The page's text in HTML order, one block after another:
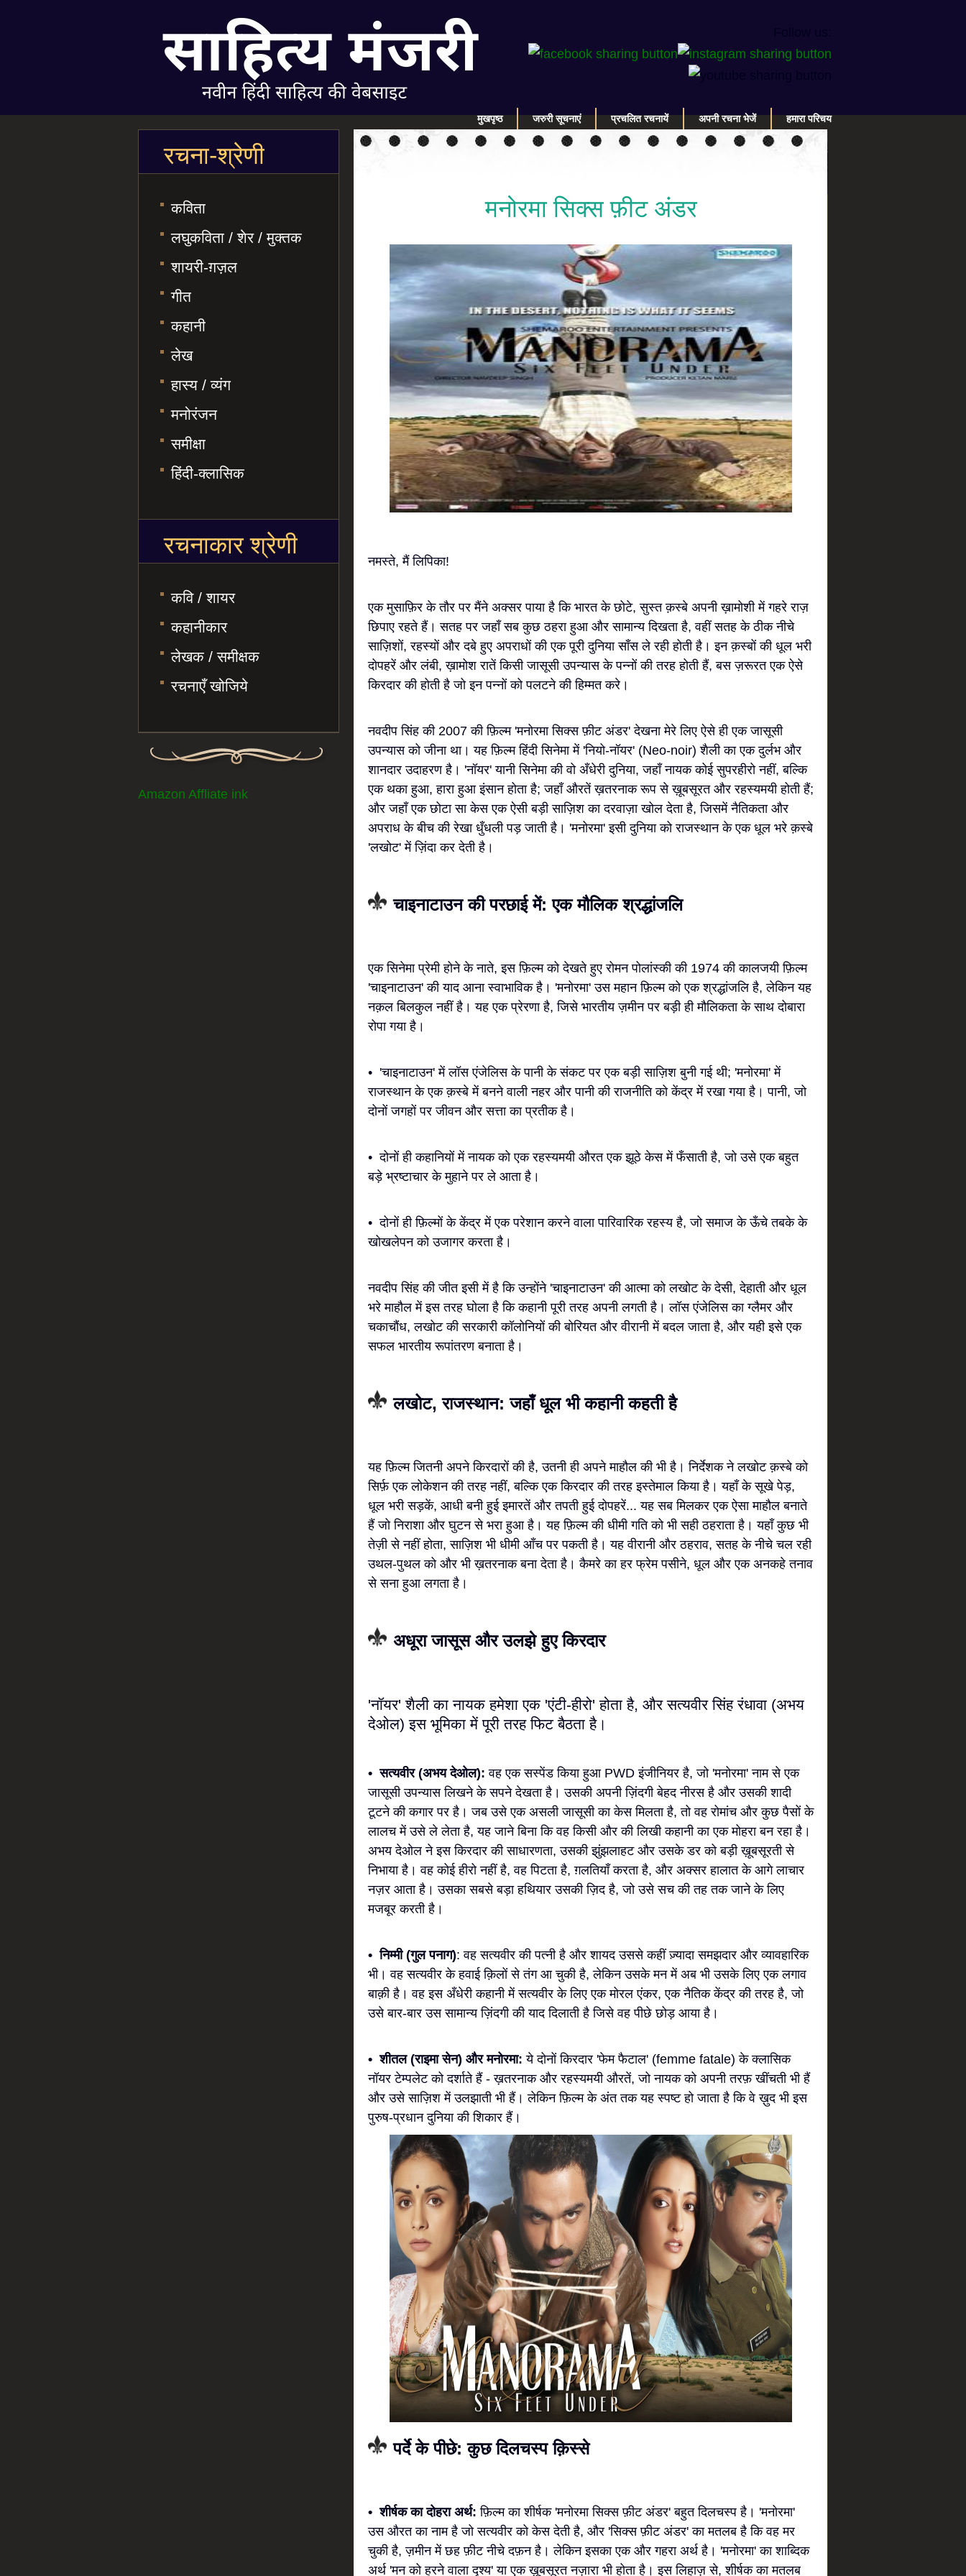
मुखपृष्ठ जरुरी सूचनाएं प्रचलित रचनायें अपनी रचना भेजें हमारा परिचय
मनोरमा सिक्स फ़ीट अंडर
नमस्ते, मैं लिपिका!
एक मुसाफ़िर के तौर पर मैंने अक्सर पाया है कि भारत के छोटे, सुस्त क़स्बे अपनी ख़ामोशी में गहरे राज़
छिपाए रहते हैं। सतह पर जहाँ सब कुछ ठहरा हुआ और सामान्य दिखता है, वहीं सतह के ठीक नीचे
साज़िशों, रहस्यों और दबे हुए अपराधों की एक पूरी दुनिया साँस ले रही होती है। इन क़स्बों की धूल भरी
दोपहरें और लंबी, ख़ामोश रातें किसी जासूसी उपन्यास के पन्नों की तरह होती हैं, बस ज़रूरत एक ऐसे
किरदार की होती है जो इन पन्नों को पलटने की हिम्मत करे।
नवदीप सिंह की 2007 की फ़िल्म 'मनोरमा सिक्स फ़ीट अंडर' देखना मेरे लिए ऐसे ही एक जासूसी
उपन्यास को जीना था। यह फ़िल्म हिंदी सिनेमा में 'नियो-नॉयर' (Neo-noir) शैली का एक दुर्लभ और
शानदार उदाहरण है। 'नॉयर' यानी सिनेमा की वो अँधेरी दुनिया, जहाँ नायक कोई सुपरहीरो नहीं, बल्कि
एक थका हुआ, हारा हुआ इंसान होता है; जहाँ औरतें ख़तरनाक रूप से ख़ूबसूरत और रहस्यमयी होती हैं;
और जहाँ एक छोटा सा केस एक ऐसी बड़ी साज़िश का दरवाज़ा खोल देता है, जिसमें नैतिकता और
अपराध के बीच की रेखा धुँधली पड़ जाती है। 'मनोरमा' इसी दुनिया को राजस्थान के एक धूल भरे क़स्बे
'लखोट' में ज़िंदा कर देती है।
चाइनाटाउन की परछाई में: एक मौलिक श्रद्धांजलि
एक सिनेमा प्रेमी होने के नाते, इस फ़िल्म को देखते हुए रोमन पोलांस्की की 1974 की कालजयी फ़िल्म
'चाइनाटाउन' की याद आना स्वाभाविक है। 'मनोरमा' उस महान फ़िल्म को एक श्रद्धांजलि है, लेकिन यह
नक़ल बिलकुल नहीं है। यह एक प्रेरणा है, जिसे भारतीय ज़मीन पर बड़ी ही मौलिकता के साथ दोबारा
रोपा गया है।
• 'चाइनाटाउन' में लॉस एंजेलिस के पानी के संकट पर एक बड़ी साज़िश बुनी गई थी; 'मनोरमा' में
राजस्थान के एक क़स्बे में बनने वाली नहर और पानी की राजनीति को केंद्र में रखा गया है। पानी, जो
दोनों जगहों पर जीवन और सत्ता का प्रतीक है।
• दोनों ही कहानियों में नायक को एक रहस्यमयी औरत एक झूठे केस में फँसाती है, जो उसे एक बहुत
बड़े भ्रष्टाचार के मुहाने पर ले आता है।
• दोनों ही फ़िल्मों के केंद्र में एक परेशान करने वाला पारिवारिक रहस्य है, जो समाज के ऊँचे तबके के
खोखलेपन को उजागर करता है।
नवदीप सिंह की जीत इसी में है कि उन्होंने 'चाइनाटाउन' की आत्मा को लखोट के देसी, देहाती और धूल
भरे माहौल में इस तरह घोला है कि कहानी पूरी तरह अपनी लगती है। लॉस एंजेलिस का ग्लैमर और
चकाचौंध, लखोट की सरकारी कॉलोनियों की बोरियत और वीरानी में बदल जाता है, और यही इसे एक
सफल भारतीय रूपांतरण बनाता है।
लखोट, राजस्थान: जहाँ धूल भी कहानी कहती है
यह फ़िल्म जितनी अपने किरदारों की है, उतनी ही अपने माहौल की भी है। निर्देशक ने लखोट क़स्बे को
सिर्फ़ एक लोकेशन की तरह नहीं, बल्कि एक किरदार की तरह इस्तेमाल किया है। यहाँ के सूखे पेड़,
धूल भरी सड़कें, आधी बनी हुई इमारतें और तपती हुई दोपहरें... यह सब मिलकर एक ऐसा माहौल बनाते
हैं जो निराशा और घुटन से भरा हुआ है। यह फ़िल्म की धीमी गति को भी सही ठहराता है। यहाँ कुछ भी
तेज़ी से नहीं होता, साज़िश भी धीमी आँच पर पकती है। यह वीरानी और ठहराव, सतह के नीचे चल रही
उथल-पुथल को और भी ख़तरनाक बना देता है। कैमरे का हर फ्रेम पसीने, धूल और एक अनकहे तनाव
से सना हुआ लगता है।
अधूरा जासूस और उलझे हुए किरदार
'नॉयर' शैली का नायक हमेशा एक 'एंटी-हीरो' होता है, और सत्यवीर सिंह रंधावा (अभय
देओल) इस भूमिका में पूरी तरह फिट बैठता है।
• सत्यवीर (अभय देओल): वह एक सस्पेंड किया हुआ PWD इंजीनियर है, जो 'मनोरमा' नाम से एक
जासूसी उपन्यास लिखने के सपने देखता है। उसकी अपनी ज़िंदगी बेहद नीरस है और उसकी शादी
टूटने की कगार पर है। जब उसे एक असली जासूसी का केस मिलता है, तो वह रोमांच और कुछ पैसों के
लालच में उसे ले लेता है, यह जाने बिना कि वह किसी और की लिखी कहानी का एक मोहरा बन रहा है।
अभय देओल ने इस किरदार की साधारणता, उसकी झुंझलाहट और उसके डर को बड़ी ख़ूबसूरती से
निभाया है। वह कोई हीरो नहीं है, वह पिटता है, ग़लतियाँ करता है, और अक्सर हालात के आगे लाचार
नज़र आता है। उसका सबसे बड़ा हथियार उसकी ज़िद है, जो उसे सच की तह तक जाने के लिए
मजबूर करती है।
• निम्मी (गुल पनाग): वह सत्यवीर की पत्नी है और शायद उससे कहीं ज़्यादा समझदार और व्यावहारिक
भी। वह सत्यवीर के हवाई क़िलों से तंग आ चुकी है, लेकिन उसके मन में अब भी उसके लिए एक लगाव
बाक़ी है। वह इस अँधेरी कहानी में सत्यवीर के लिए एक मोरल एंकर, एक नैतिक केंद्र की तरह है, जो
उसे बार-बार उस सामान्य ज़िंदगी की याद दिलाती है जिसे वह पीछे छोड़ आया है।
• शीतल (राइमा सेन) और मनोरमा: ये दोनों किरदार 'फेम फैटाल' (femme fatale) के क्लासिक
नॉयर टेम्पलेट को दर्शाते हैं - ख़तरनाक और रहस्यमयी औरतें, जो नायक को अपनी तरफ़ खींचती भी हैं
और उसे साज़िश में उलझाती भी हैं। लेकिन फ़िल्म के अंत तक यह स्पष्ट हो जाता है कि वे ख़ुद भी इस
पुरुष-प्रधान दुनिया की शिकार हैं।
पर्दे के पीछे: कुछ दिलचस्प क़िस्से
• शीर्षक का दोहरा अर्थ: फ़िल्म का शीर्षक 'मनोरमा सिक्स फ़ीट अंडर' बहुत दिलचस्प है। 'मनोरमा'
उस औरत का नाम है जो सत्यवीर को केस देती है, और 'सिक्स फ़ीट अंडर' का मतलब है कि वह मर
चुकी है, ज़मीन में छह फ़ीट नीचे दफ़न है। लेकिन इसका एक और गहरा अर्थ है। 'मनोरमा' का शाब्दिक
अर्थ 'मन को हरने वाला दृश्य' या एक ख़ूबसूरत नज़ारा भी होता है। इस लिहाज़ से, शीर्षक का मतलब
रचना-श्रेणी
कविता
लघुकविता / शेर / मुक्तक
शायरी-ग़ज़ल
गीत
कहानी
लेख
हास्य / व्यंग
मनोरंजन
समीक्षा
हिंदी-क्लासिक
रचनाकार श्रेणी
कवि / शायर
कहानीकार
लेखक / समीक्षक
रचनाएँ खोजिये
Amazon Affliate ink